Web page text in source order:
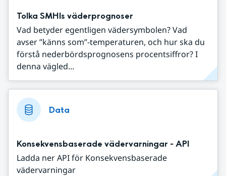
Tolka SMHIs väderprognoser
Vad betyder egentligen vädersymbolen? Vad
avser ”känns som”-temperaturen, och hur ska du
förstå nederbördsprognosens procentsiffror? I
denna vägled...
Data
Konsekvensbaserade vädervarningar - API
Ladda ner API för Konsekvensbaserade
vädervarningar